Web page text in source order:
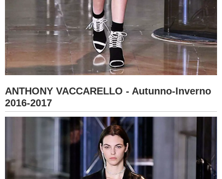
ANTHONY VACCARELLO - Autunno-Inverno
2016-2017